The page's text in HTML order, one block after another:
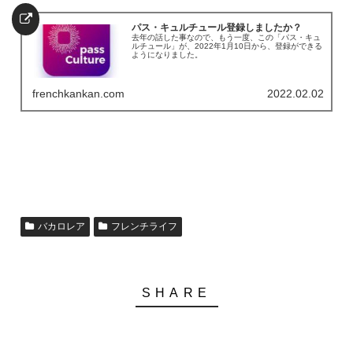
パス・キュルチュール登録しましたか？
去年の話した事なので、もう一度、この「パス・キュ
ルチュール」が、2022年1月10日から、登録ができる
ようになりました。
frenchkankan.com 2022.02.02
バカロレア フレンチライフ